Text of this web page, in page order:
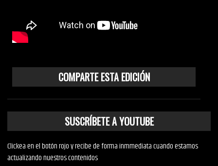
COMPARTE ESTA EDICIÓN
SUSCRÍBETE A YOUTUBE
Clickea en el botón rojo y recibe de forma inmmediata cuando estamos
actualizando nuestros contenidos